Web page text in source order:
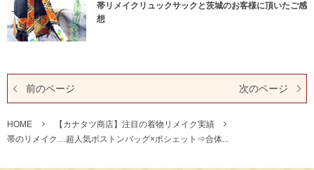
帯リメイクリュックサックと茨城のお客様に頂いたご感
想
前のページ 次のページ
HOME
【カナタツ商店】注目の着物リメイク実績
帯のリメイク…超人気ボストンバッグ×ポシェット⇒合体...